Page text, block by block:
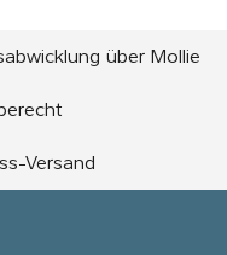
über Mollie
Versand